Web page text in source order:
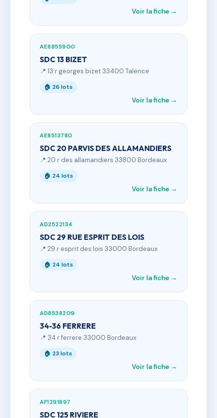
Voir la fiche →
AE8855900
SDC 13 BIZET
📍 13 r georges bizet 33400 Talence
🏠 26 lots
Voir la fiche →
AE8513780
SDC 20 PARVIS DES ALLAMANDIERS
📍 20 r des allamandiers 33800 Bordeaux
🏠 24 lots
Voir la fiche →
AD2522134
SDC 29 RUE ESPRIT DES LOIS
📍 29 r esprit des lois 33000 Bordeaux
🏠 24 lots
Voir la fiche →
AD8538209
34-36 FERRERE
📍 34 r ferrere 33000 Bordeaux
🏠 23 lots
Voir la fiche →
AF1291897
SDC 125 RIVIERE